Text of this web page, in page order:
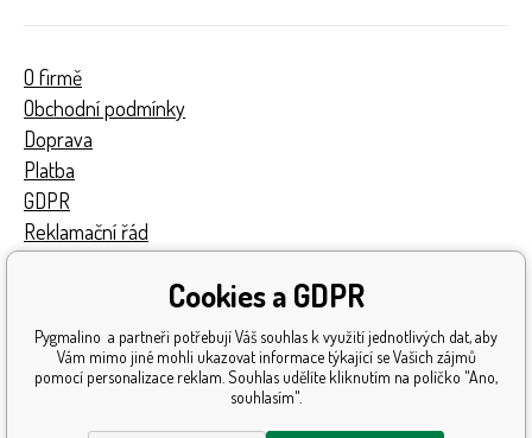
O firmě
Obchodní podmínky
Doprava
Platba
GDPR
Reklamační řád
Získaná ocenění
Katalog hraček
Mapa stránek
Cookies a GDPR
Pygmalino a partneři potřebují Váš souhlas k využití jednotlivých dat, aby
Vám mimo jiné mohli ukazovat informace týkající se Vašich zájmů
pomocí personalizace reklam. Souhlas udělíte kliknutím na políčko "Ano,
souhlasím".